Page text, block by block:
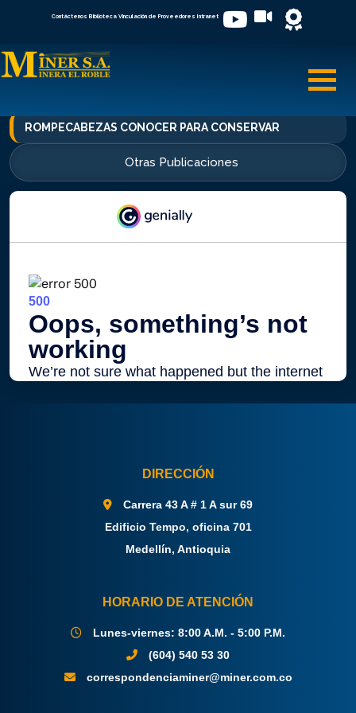
Contáctenos Biblioteca Vinculación de Proveedores Intranet
ROMPECABEZAS CONOCER PARA CONSERVAR
Otras Publicaciones
DIRECCIÓN
Carrera 43 A # 1 A sur 69
Edificio Tempo, oficina 701
Medellín, Antioquia
HORARIO DE ATENCIÓN
Lunes-viernes: 8:00 A.M. - 5:00 P.M.
(604) 540 53 30
correspondenciaminer@miner.com.co